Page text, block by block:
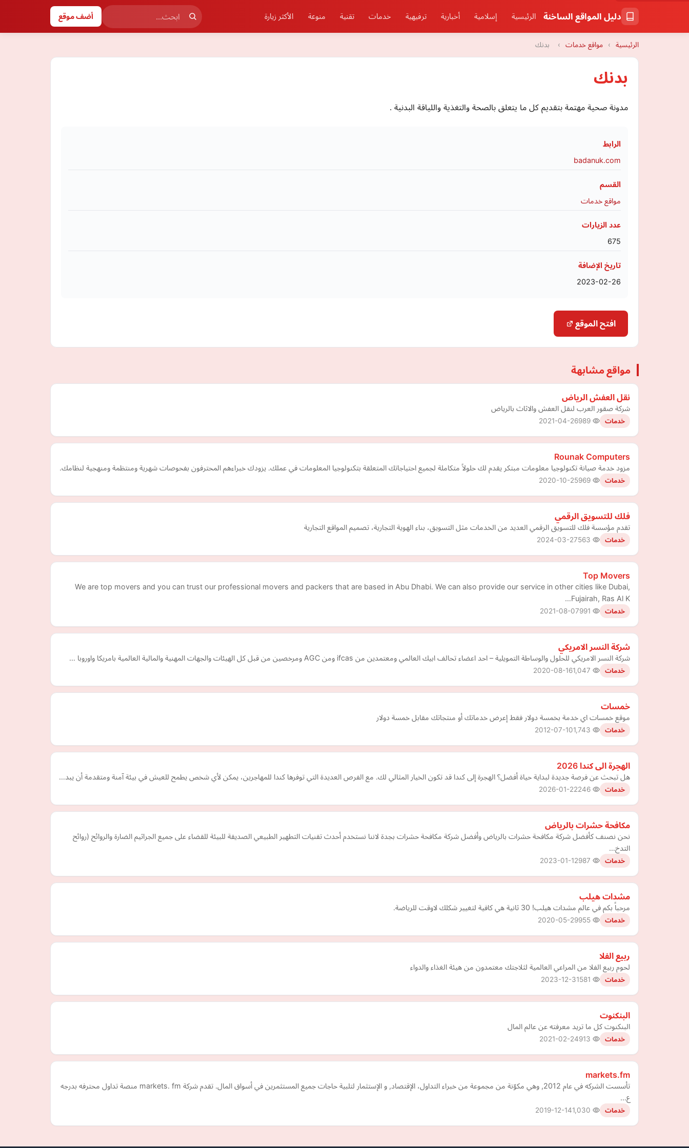
دليل المواقع الساخنة الرئيسية إسلامية أخبارية ترفيهية خدمات تقنية منوعة الأكثر زيارة أضف موقع
الرئيسية › مواقع خدمات › بدنك
بدنك
مدونة صحية مهتمة بتقديم كل ما يتعلق بالصحة والتغذية واللياقة البدنية .
الرابط
badanuk.com
القسم
مواقع خدمات
عدد الزيارات
675
تاريخ الإضافة
2023-02-26
افتح الموقع
مواقع مشابهة
نقل العفش الرياض
شركة صقور العرب لنقل العفش والاثاث بالرياض
خدمات 2021-04-26
Rounak Computers
مزود خدمة صيانة تكنولوجيا معلومات مبتكر يقدم لك حلولاً متكاملة لجميع احتياجاتك المتعلقة بتكنولوجيا المعلومات في عملك. يزودك خبراءهم المحترفون بفحوصات شهرية ومنتظمة ومنهجية لنظامك.
خدمات 2020-10-25
فلك للتسويق الرقمي
تقدم مؤسسة فلك للتسويق الرقمي العديد من الخدمات مثل التسويق، بناء الهوية التجارية، تصميم المواقع التجارية
خدمات 2024-03-27
Top Movers
We are top movers and you can trust our professional movers and packers that are based in Abu Dhabi. We can also provide our service in other cities like Dubai,
Fujairah, Ras Al K…
خدمات 2021-08-07
شركة النسر الامريكي
شركة النسر الامريكي للحلول والوساطة التمويلية – احد اعضاء تحالف ابيك العالمي ومعتمدين من ifcas ومن AGC ومرخصين من قبل كل الهيئات والجهات المهنية والمالية العالمية بامريكا واوروبا …
خدمات 2020-08-16
خمسات
موقع خمسات اي خدمة بخمسة دولار فقط إعرض خدماتك أو منتجاتك مقابل خمسة دولار
خدمات 2012-07-10
الهجرة الى كندا 2026
هل تبحث عن فرصة جديدة لبداية حياة أفضل؟ الهجرة إلى كندا قد تكون الخيار المثالي لك. مع الفرص العديدة التي توفرها كندا للمهاجرين، يمكن لأي شخص يطمح للعيش في بيئة آمنة ومتقدمة أن يبد…
خدمات 2026-01-22
مكافحة حشرات بالرياض
نحن نصنف كأفضل شركة مكافحة حشرات بالرياض وأفضل شركة مكافحة حشرات بجدة لاننا نستخدم أحدث تقنيات التطهير الطبيعي الصديقة للبيئة للقضاء على جميع الجراثيم الضارة والروائح (روائح
التدخ…
خدمات 2023-01-12
مشدات هيلب
مرحباً بكم في عالم مشدات هيلب! 30 ثانية هي كافية لتغيير شكلك لاوقت للرياضة.
خدمات 2020-05-29
ربيع الفلا
لحوم ربيع الفلا من المراعي العالمية لثلاجتك معتمدون من هيئة الغذاء والدواء
خدمات 2023-12-31
البنكنوت
البنكنوت كل ما تريد معرفته عن عالم المال
خدمات 2021-02-24
markets.fm
تأسست الشركه في عام 2012, وهي مكوّنة من مجموعة من خبراء التداول، الإقتصاد, و الإستثمار لتلبية حاجات جميع المستثمرين في أسواق المال. تقدم شركة markets. fm منصة تداول محترفه بدرجه
ع…
خدمات 2019-12-14